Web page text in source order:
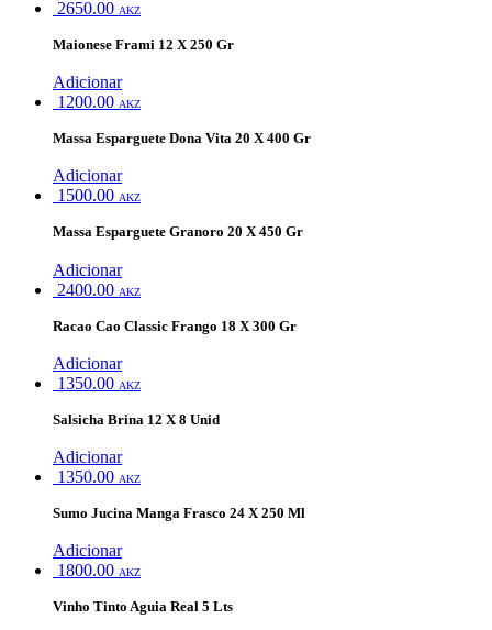
2650.00 AKZ
Maionese Frami 12 X 250 Gr
Adicionar
1200.00 AKZ
Massa Esparguete Dona Vita 20 X 400 Gr
Adicionar
1500.00 AKZ
Massa Esparguete Granoro 20 X 450 Gr
Adicionar
2400.00 AKZ
Racao Cao Classic Frango 18 X 300 Gr
Adicionar
1350.00 AKZ
Salsicha Brina 12 X 8 Unid
Adicionar
1350.00 AKZ
Sumo Jucina Manga Frasco 24 X 250 Ml
Adicionar
1800.00 AKZ
Vinho Tinto Aguia Real 5 Lts